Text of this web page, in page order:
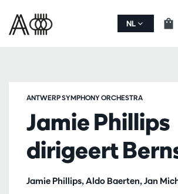
NL
Jamie Phillips
dirigeert
Jamie Phillips, Aldo Baerten, Jan
ANTWERP SYMPHONY ORCHESTRA